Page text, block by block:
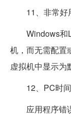
11、非常好
Windows和
机，而无需配置
虚拟机中显示为
12、PC时间
应用程序错误